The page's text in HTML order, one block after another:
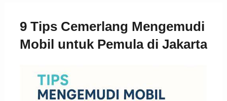
9 Tips Cemerlang Mengemudi
Mobil untuk Pemula di Jakarta